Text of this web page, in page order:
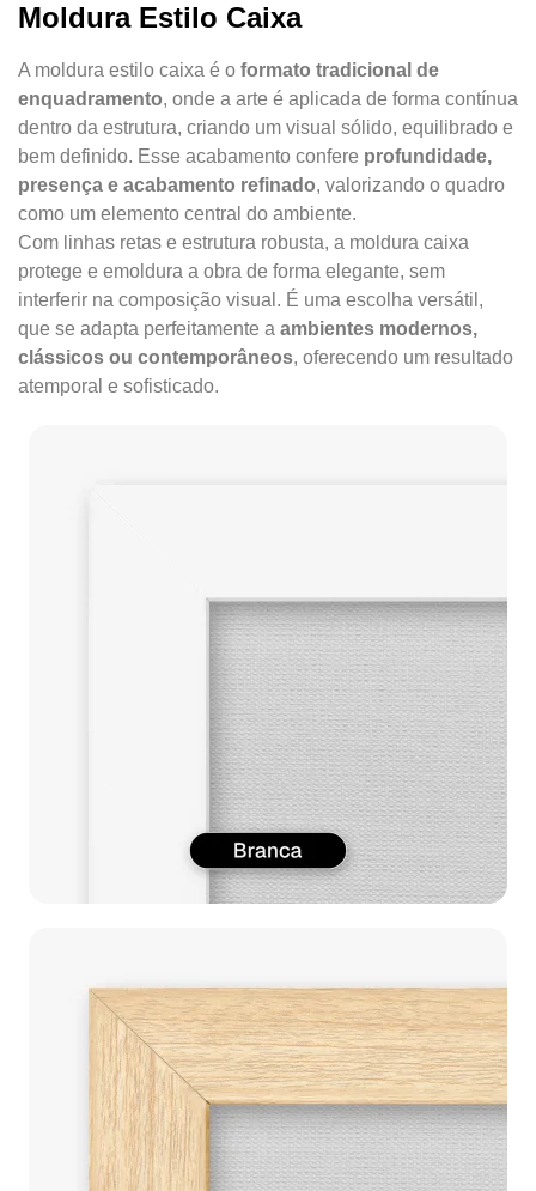
Moldura Estilo Caixa
A moldura estilo caixa é o formato tradicional de
enquadramento, onde a arte é aplicada de forma contínua
dentro da estrutura, criando um visual sólido, equilibrado e
bem definido. Esse acabamento confere profundidade,
presença e acabamento refinado, valorizando o quadro
como um elemento central do ambiente.
Com linhas retas e estrutura robusta, a moldura caixa
protege e emoldura a obra de forma elegante, sem
interferir na composição visual. É uma escolha versátil,
que se adapta perfeitamente a ambientes modernos,
clássicos ou contemporâneos, oferecendo um resultado
atemporal e sofisticado.